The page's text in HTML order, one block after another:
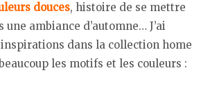
douces, histoire de se mettre
une ambiance d’automne… J’ai
dans la collection home
les motifs et les couleurs :